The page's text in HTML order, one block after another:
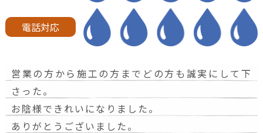
電話対応
営業の方から施工の方までどの方も誠実にして下
さった。
お陰様できれいになりました。
ありがとうございました。